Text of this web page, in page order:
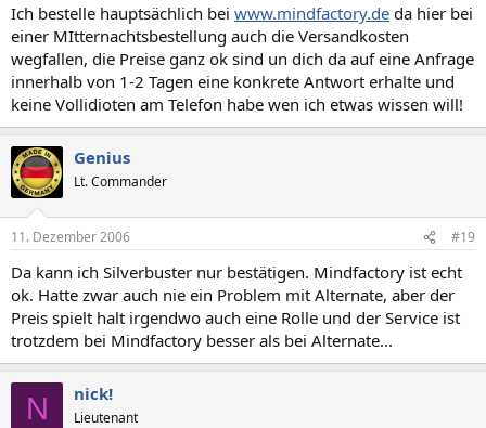
Ich bestelle hauptsächlich bei www.mindfactory.de da hier bei
einer MItternachtsbestellung auch die Versandkosten
wegfallen, die Preise ganz ok sind un dich da auf eine Anfrage
innerhalb von 1-2 Tagen eine konkrete Antwort erhalte und
keine Vollidioten am Telefon habe wen ich etwas wissen will!
Genius
Lt. Commander
11. Dezember 2006 #19
Da kann ich Silverbuster nur bestätigen. Mindfactory ist echt
ok. Hatte zwar auch nie ein Problem mit Alternate, aber der
Preis spielt halt irgendwo auch eine Rolle und der Service ist
trotzdem bei Mindfactory besser als bei Alternate...
N nick!
Lieutenant